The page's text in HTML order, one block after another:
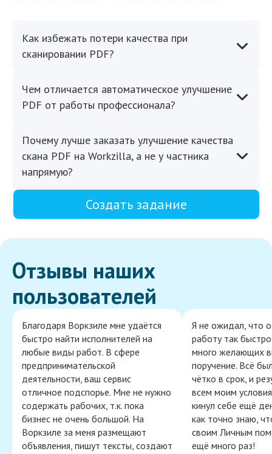
Как избежать потери качества при
сканировании PDF?
Чем отличается автоматическое улучшение
PDF от работы профессионала?
Почему лучше заказать улучшение качества
скана PDF на Workzilla, а не у частника
напрямую?
Создать задание
Отзывы наших
пользователей
Благодаря Воркзиле мне удаётся
быстро найти исполнителей на
любые виды работ. В сфере
предпринимательской
деятельности, ваш сервис
отличное подспорье. Мне не нужно
содержать рабочих, т.к. пока
бизнес не очень большой. На
Воркзиле за меня размещают
объявления, пишут тексты, создают
Я не ожидал, что
работу так
много желающих
поручение. Всё
чётко в срок, и
всем моим
кинул себе ещё
как точно знаю,
своим Личным
ещё много раз!